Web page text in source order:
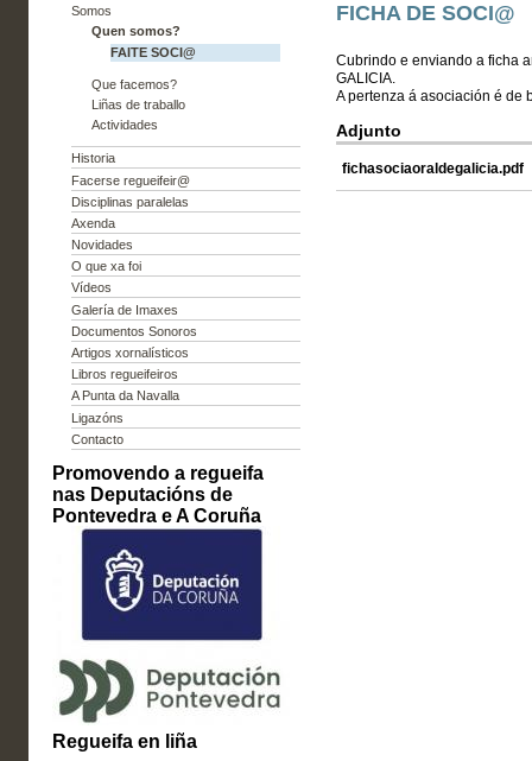
Somos
Quen somos?
FAITE SOCI@
Que facemos?
Liñas de traballo
Actividades
Historia
Facerse regueifeir@
Disciplinas paralelas
Axenda
Novidades
O que xa foi
Vídeos
Galería de Imaxes
Documentos Sonoros
Artigos xornalísticos
Libros regueifeiros
A Punta da Navalla
Ligazóns
Contacto
Promovendo a regueifa
nas Deputacións de
Pontevedra e A Coruña
Regueifa en liña
FICHA DE SOCI@
Cubrindo e enviando a ficha
GALICIA.
A pertenza á asociación é de
Adjunto
fichasociaoraldegalicia.pdf